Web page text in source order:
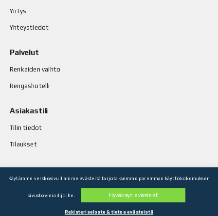
Yritys
Yhteystiedot
Palvelut
Renkaiden vaihto
Rengashotelli
Asiakastili
Tilin tiedot
Tilaukset
© Stop-Rust Oy. Kaikki oikeudet pidätetään.
Käytämme verkkosivuillamme evästeitä tarjotaksemme paremman käyttökokemuksen
sivustovierailijoille. Hyväksyn evästeet
Rekisteriseloste & tietoa evästeistä